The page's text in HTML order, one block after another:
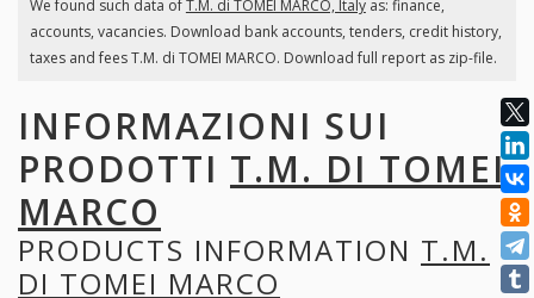
We found such data ofT.M. di TOMEI MARCO, Italyas: finance,
accounts, vacancies. Download bank accounts, tenders, credit history,
taxes and fees T.M. di TOMEI MARCO. Download full report as zip-file.
INFORMAZIONI SUI
PRODOTTI T.M. DI TOMEI
MARCO
PRODUCTS INFORMATION T.M.
DI TOMEI MARCO